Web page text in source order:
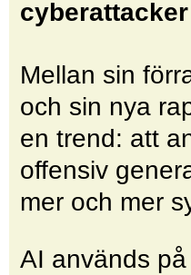
cyberattacker
Mellan sin
och sin nya
en trend: att
offensiv
mer och mer
AI används